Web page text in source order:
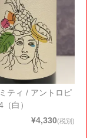
ティ / アントロピ
白）
¥4,330(税別)